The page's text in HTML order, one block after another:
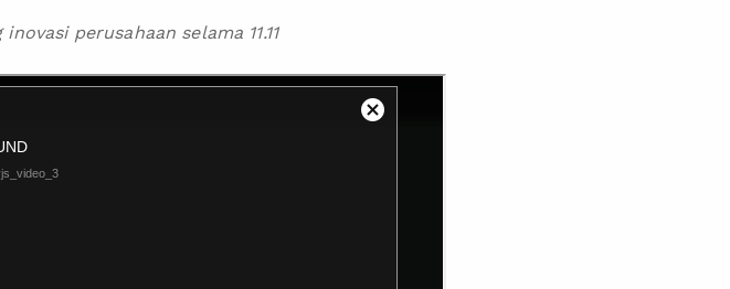
perusahaan selama 11.11